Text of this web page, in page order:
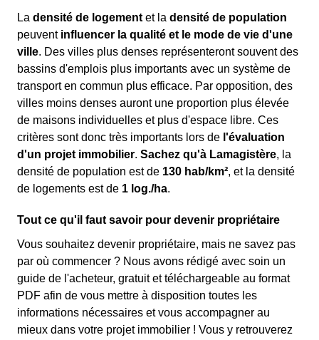
La densité de logement et la densité de population
peuvent influencer la qualité et le mode de vie d'une
ville. Des villes plus denses représenteront souvent des
bassins d'emplois plus importants avec un système de
transport en commun plus efficace. Par opposition, des
villes moins denses auront une proportion plus élevée
de maisons individuelles et plus d'espace libre. Ces
critères sont donc très importants lors de l'évaluation
d'un projet immobilier. Sachez qu'à Lamagistère, la
densité de population est de 130 hab/km², et la densité
de logements est de 1 log./ha.
Tout ce qu'il faut savoir pour devenir propriétaire
Vous souhaitez devenir propriétaire, mais ne savez pas
par où commencer ? Nous avons rédigé avec soin un
guide de l'acheteur, gratuit et téléchargeable au format
PDF afin de vous mettre à disposition toutes les
informations nécessaires et vous accompagner au
mieux dans votre projet immobilier ! Vous y retrouverez